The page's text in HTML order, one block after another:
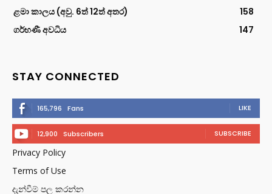
ළමා කාලය (අවු. 6ත් 12ත් අතර)
158
ගර්භණී අවධිය
147
STAY CONNECTED
165,796 Fans LIKE
12,900 Subscribers SUBSCRIBE
Privacy Policy
Terms of Use
දැන්වීම් පල කරන්න